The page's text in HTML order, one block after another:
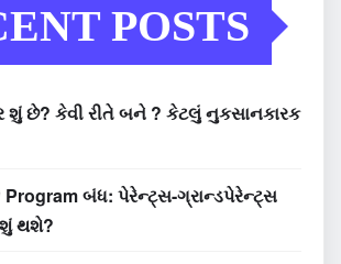
POSTS
શું છે? કેવી રીતે બને ? કેટલું નુકસાનકારક
Program બંધ: પેરેન્ટ્સ-ગ્રાન્ડપેરેન્ટ્સ
શું થશે?